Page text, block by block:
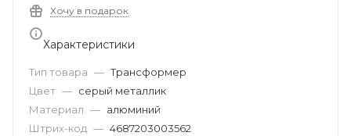
Хочу в подарок
Характеристики
Тип товара — Трансформер
Цвет — серый металлик
Материал — алюминий
Штрих-код — 4687203003562